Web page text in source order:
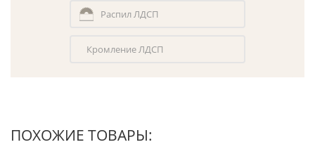
Распил ЛДСП
Кромление ЛДСП
ПОХОЖИЕ ТОВАРЫ: